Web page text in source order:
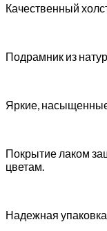
Качественный
Подрамник из
Яркие,
Покрытие лаком
цветам.
Надежная